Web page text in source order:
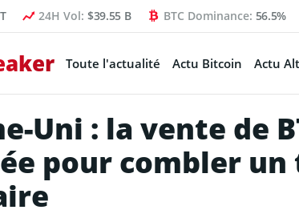
24H Vol: $39.55 B BTC Dominance: 56.5%
Toute l'actualité Actu Bitcoin Actu
Uni : la vente de
pour combler